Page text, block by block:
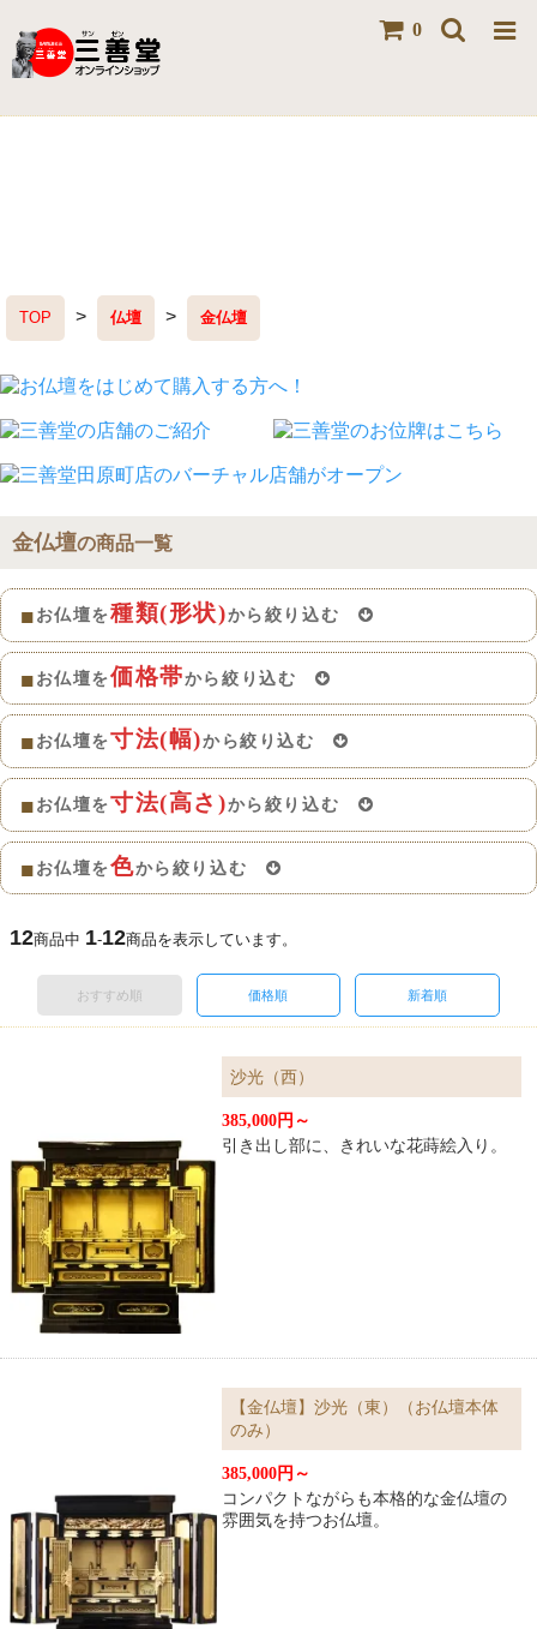
0
TOP > 仏壇 > 金仏壇
金仏壇の商品一覧
■お仏壇を種類(形状)から絞り込む
■お仏壇を価格帯から絞り込む
■お仏壇を寸法(幅)から絞り込む
■お仏壇を寸法(高さ)から絞り込む
■お仏壇を色から絞り込む
12商品中 1-12商品を表示しています。
おすすめ順 価格順 新着順
沙光（西）
385,000円～
引き出し部に、きれいな花蒔絵入り。
【金仏壇】沙光（東）（お仏壇本体
のみ）
385,000円～
コンパクトながらも本格的な金仏壇の
雰囲気を持つお仏壇。